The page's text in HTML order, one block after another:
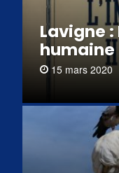
Lavigne :
humaine
15 mars 2020